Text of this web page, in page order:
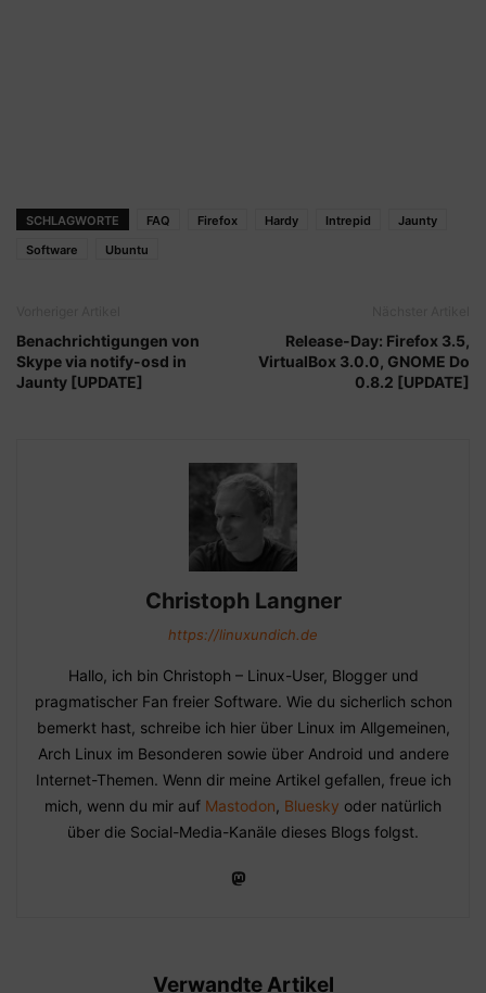
SCHLAGWORTE FAQ Firefox Hardy Intrepid
Jaunty
Software
Ubuntu
Benachrichtigungen von
Skype via notify-osd in
Jaunty [UPDATE]
Release-Day: Firefox 3.5,
VirtualBox 3.0.0, GNOME Do
0.8.2 [UPDATE]
Christoph Langner
https://linuxundich.de
Hallo, ich bin Christoph – Linux-User, Blogger und
pragmatischer Fan freier Software. Wie du sicherlich schon
bemerkt hast, schreibe ich hier über Linux im Allgemeinen,
Arch Linux im Besonderen sowie über Android und andere
Internet-Themen. Wenn dir meine Artikel gefallen, freue ich
mich, wenn du mir auf Mastodon Bluesky oder natürlich
über die Social-Media-Kanäle dieses Blogs folgst.
Verwandte Artikel